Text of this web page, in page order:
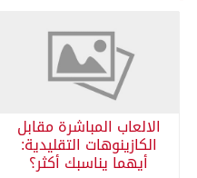
الالعاب المباشرة مقابل
الكازينوهات التقليدية:
أيهما يناسبك أكثر؟